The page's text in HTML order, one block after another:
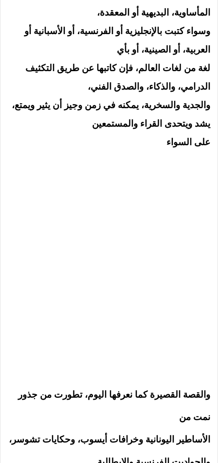
المأساوية، البديهية أو المعقدة،
وسواء كتبت بالإنجليزية أو الفرنسية، أو الأسبانية أو
العربية، أو الصينية، أو بأي
لغة من لغات العالم، فإن كاتبها عن طريق التكثيف
الدرامي، والذكاء، والصدق الفني،
والجدية والسخرية، يمكنه في زمن وجيز أن يثير ويمتع،
يشد ويتحدى القراء والمستمعين
على السواء
والقصة القصيرة كما نعرفها اليوم، تطورت من جذور
نمت من
الأساطير اليونانية وخرافات أيسوب، وحكايات تشوسر،